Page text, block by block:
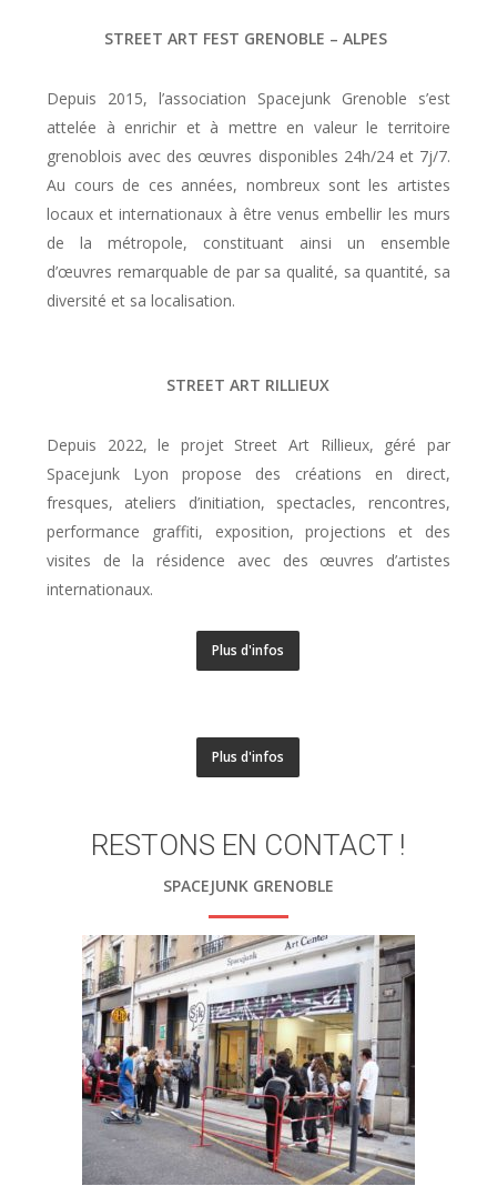
STREET ART FEST GRENOBLE – ALPES
Depuis 2015, l’association Spacejunk Grenoble s’est
attelée à enrichir et à mettre en valeur le territoire
grenoblois avec des œuvres disponibles 24h/24 et 7j/7.
Au cours de ces années, nombreux sont les artistes
locaux et internationaux à être venus embellir les murs
de la métropole, constituant ainsi un ensemble
d’œuvres remarquable de par sa qualité, sa quantité, sa
diversité et sa localisation.
STREET ART RILLIEUX
Depuis 2022, le projet Street Art Rillieux, géré par
Spacejunk Lyon propose des créations en direct,
fresques, ateliers d’initiation, spectacles, rencontres,
performance graffiti, exposition, projections et des
visites de la résidence avec des œuvres d’artistes
internationaux.
Plus d'infos
Plus d'infos
RESTONS EN CONTACT !
SPACEJUNK GRENOBLE